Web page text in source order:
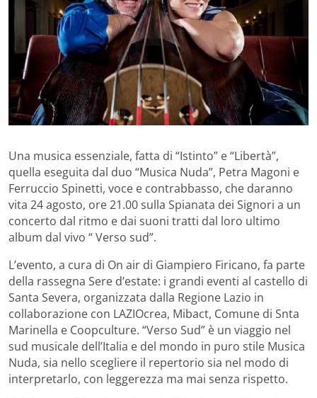
Una musica essenziale, fatta di “Istinto” e “Libertà”,
quella eseguita dal duo “Musica Nuda”, Petra Magoni e
Ferruccio Spinetti, voce e contrabbasso, che daranno
vita 24 agosto, ore 21.00 sulla Spianata dei Signori a un
concerto dal ritmo e dai suoni tratti dal loro ultimo
album dal vivo “ Verso sud”.
L’evento, a cura di On air di Giampiero Firicano, fa parte
della rassegna Sere d’estate: i grandi eventi al castello di
Santa Severa, organizzata dalla Regione Lazio in
collaborazione con LAZIOcrea, Mibact, Comune di Snta
Marinella e Coopculture. “Verso Sud” è un viaggio nel
sud musicale dell’Italia e del mondo in puro stile Musica
Nuda, sia nello scegliere il repertorio sia nel modo di
interpretarlo, con leggerezza ma mai senza rispetto.